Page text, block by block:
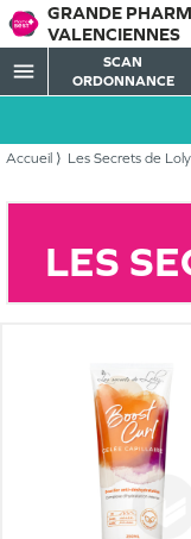
GRANDE
VALENCIENNES
menu
SCAN
ORDONNANCE
Accueil Les Secrets de Loly
LES